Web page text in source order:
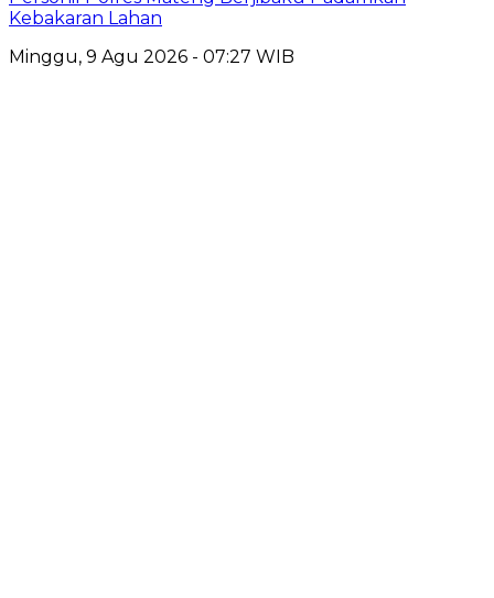
Kebakaran Lahan
Minggu, 9 Agu 2026 - 07:27 WIB